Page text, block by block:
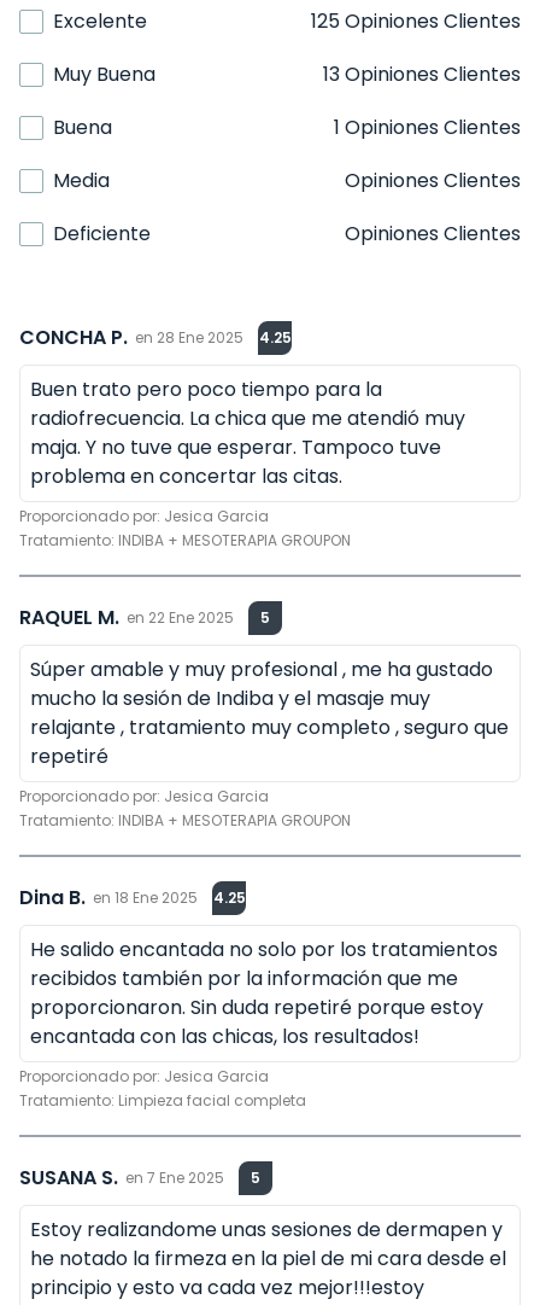
Excelente
125 Opiniones Clientes
Muy Buena
13 Opiniones Clientes
Buena
1 Opiniones Clientes
Media
Opiniones Clientes
Deficiente
Opiniones Clientes
CONCHA P. en 28 Ene 2025 4.25
Buen trato pero poco tiempo para la
radiofrecuencia. La chica que me atendió muy
maja. Y no tuve que esperar. Tampoco tuve
problema en concertar las citas.
Proporcionado por: Jesica Garcia
Tratamiento: INDIBA + MESOTERAPIA GROUPON
RAQUEL M. en 22 Ene 2025 5
Súper amable y muy profesional , me ha gustado
mucho la sesión de Indiba y el masaje muy
relajante , tratamiento muy completo , seguro que
repetiré
Proporcionado por: Jesica Garcia
Tratamiento: INDIBA + MESOTERAPIA GROUPON
Dina B. en 18 Ene 2025 4.25
He salido encantada no solo por los tratamientos
recibidos también por la información que me
proporcionaron. Sin duda repetiré porque estoy
encantada con las chicas, los resultados!
Proporcionado por: Jesica Garcia
Tratamiento: Limpieza facial completa
SUSANA S. en 7 Ene 2025 5
Estoy realizandome unas sesiones de dermapen y
he notado la firmeza en la piel de mi cara desde el
principio y esto va cada vez mejor!!!estoy